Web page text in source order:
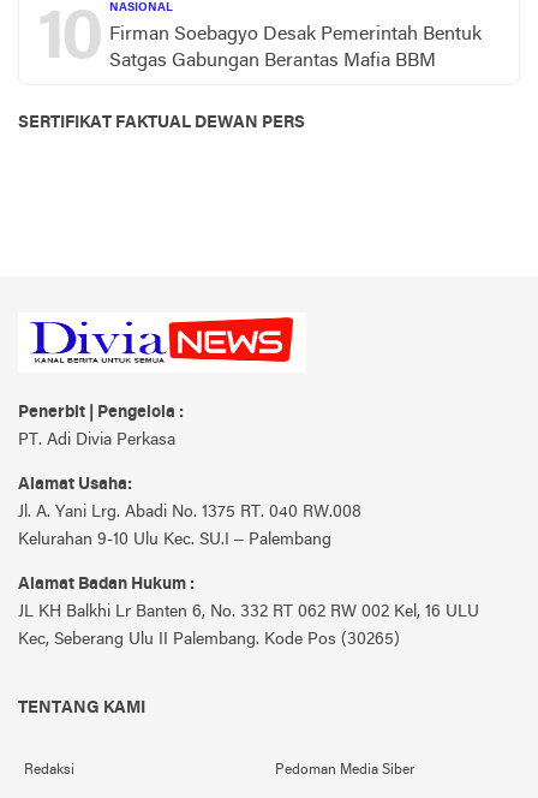
10 NASIONAL
Firman Soebagyo Desak Pemerintah Bentuk
Satgas Gabungan Berantas Mafia BBM
SERTIFIKAT FAKTUAL DEWAN PERS
Penerbit | Pengelola :
PT. Adi Divia Perkasa
Alamat Usaha:
Jl. A. Yani Lrg. Abadi No. 1375 RT. 040 RW.008
Kelurahan 9-10 Ulu Kec. SU.I – Palembang
Alamat Badan Hukum :
JL KH Balkhi Lr Banten 6, No. 332 RT 062 RW 002 Kel, 16 ULU
Kec, Seberang Ulu II Palembang. Kode Pos (30265)
TENTANG KAMI
Redaksi Pedoman Media Siber